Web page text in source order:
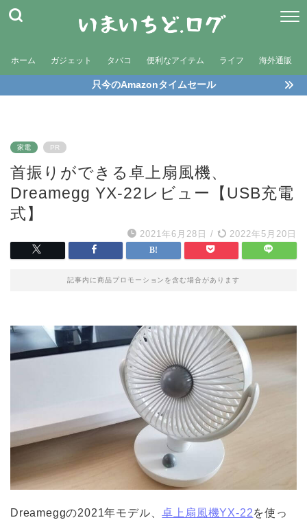
ホーム ガジェット タバコ 便利なアイテム ライフ 海外通販
只今のAmazonタイムセール
家電 PR
首振りができる卓上扇風機、
Dreamegg YX-22レビュー【USB充電
式】
2021年6月28日 / 2022年5月20日
記事内に商品プロモーションを含む場合があります
Dreameggの2021年モデル、卓上扇風機YX-22を使っ